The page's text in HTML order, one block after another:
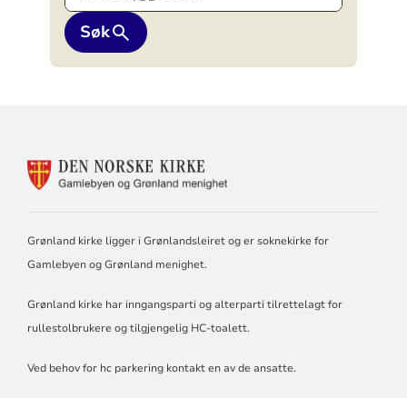
Søk
FOR
GRØNLAND
Grønland kirke ligger i Grønlandsleiret og er soknekirke for
Gamlebyen og Grønland menighet.
Grønland kirke har inngangsparti og alterparti tilrettelagt for
rullestolbrukere og tilgjengelig HC-toalett.
Ved behov for hc parkering kontakt en av de ansatte.